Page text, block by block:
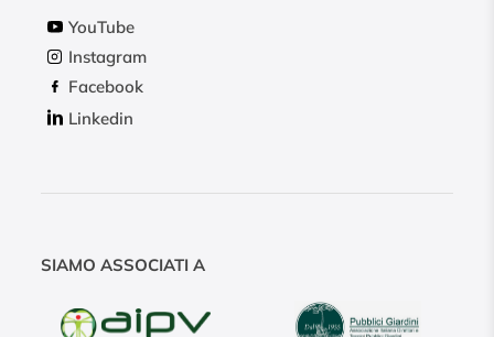
YouTube
Instagram
Facebook
Linkedin
SIAMO ASSOCIATI A